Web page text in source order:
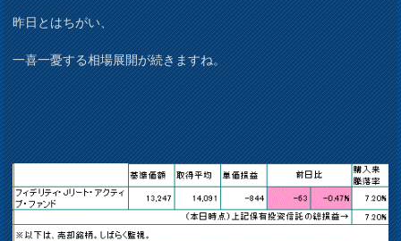
昨日とはちがい、
一喜一憂する相場展開が続きますね。